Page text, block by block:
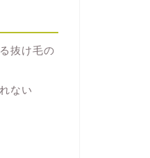
抜け毛の
ない